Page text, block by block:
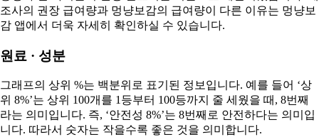
조사의 권장 급여량과 멍냥보감의 급여량이 다른 이유는 멍냥보
감 앱에서 더욱 자세히 확인하실 수 있습니다.
원료 · 성분
그래프의 상위 %는 백분위로 표기된 정보입니다. 예를 들어 ‘상
위 8%’는 상위 100개를 1등부터 100등까지 줄 세웠을 때, 8번째
라는 의미입니다. 즉, ‘안전성 8%’는 8번째로 안전하다는 의미입
니다. 따라서 숫자는 작을수록 좋은 것을 의미합니다.